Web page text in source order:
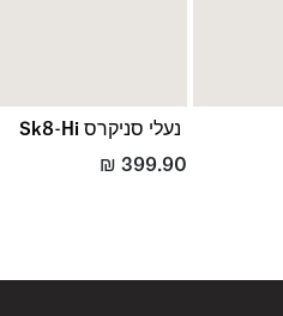
נעלי סניקרס Sk8-Hi
₪ 399.90